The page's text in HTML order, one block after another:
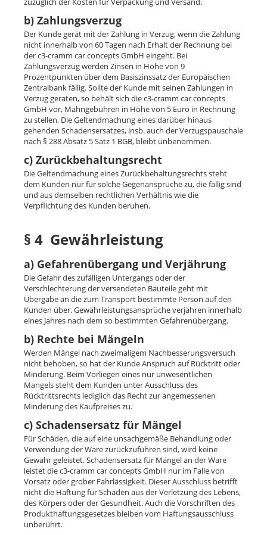
b) Zahlungsverzug
Der Kunde gerät mit der Zahlung in Verzug, wenn die Zahlung
nicht innerhalb von 60 Tagen nach Erhalt der Rechnung bei
der c3-cramm car concepts GmbH eingeht. Bei
Zahlungsverzug werden Zinsen in Höhe von 9
Prozentpunkten über dem Basiszinssatz der Europäischen
Zentralbank fällig. Sollte der Kunde mit seinen Zahlungen in
Verzug geraten, so behält sich die c3-cramm car concepts
GmbH vor, Mahngebühren in Höhe von 5 Euro in Rechnung
zu stellen. Die Geltendmachung eines darüber hinaus
gehenden Schadensersatzes, insb. auch der Verzugspauschale
nach § 288 Absatz 5 Satz 1 BGB, bleibt unbenommen.
c) Zurückbehaltungsrecht
Die Geltendmachung eines Zurückbehaltungsrechts steht
dem Kunden nur für solche Gegenansprüche zu, die fällig sind
und aus demselben rechtlichen Verhältnis wie die
Verpflichtung des Kunden beruhen.
§ 4 Gewährleistung
a) Gefahrenübergang und Verjährung
Die Gefahr des zufälligen Untergangs oder der
Verschlechterung der versendeten Bauteile geht mit
Übergabe an die zum Transport bestimmte Person auf den
Kunden über. Gewährleistungsansprüche verjähren innerhalb
eines Jahres nach dem so bestimmten Gefahrenübergang.
b) Rechte bei Mängeln
Werden Mängel nach zweimaligem Nachbesserungsversuch
nicht behoben, so hat der Kunde Anspruch auf Rücktritt oder
Minderung. Beim Vorliegen eines nur unwesentlichen
Mangels steht dem Kunden unter Ausschluss des
Rücktrittsrechts lediglich das Recht zur angemessenen
Minderung des Kaufpreises zu.
c) Schadensersatz für Mängel
Für Schäden, die auf eine unsachgemäße Behandlung oder
Verwendung der Ware zurückzuführen sind, wird keine
Gewähr geleistet. Schadensersatz für Mängel an der Ware
leistet die c3-cramm car concepts GmbH nur im Falle von
Vorsatz oder grober Fahrlässigkeit. Dieser Ausschluss betrifft
nicht die Haftung für Schäden aus der Verletzung des Lebens,
des Körpers oder der Gesundheit. Auch die Vorschriften des
Produkthaftungsgesetzes bleiben vom Haftungsausschluss
unberührt.